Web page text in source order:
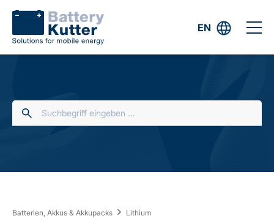
EN
Batterien, Akkus & Akkupacks Lithium